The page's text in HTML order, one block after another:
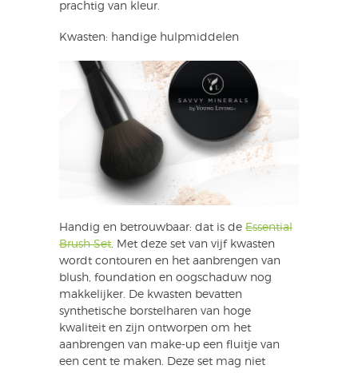
prachtig van kleur.
Kwasten: handige hulpmiddelen
Handig en betrouwbaar: dat is de Essential
Brush Set. Met deze set van vijf kwasten
wordt contouren en het aanbrengen van
blush, foundation en oogschaduw nog
makkelijker. De kwasten bevatten
synthetische borstelharen van hoge
kwaliteit en zijn ontworpen om het
aanbrengen van make-up een fluitje van
een cent te maken. Deze set mag niet